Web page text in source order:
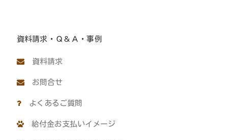
資料請求・Ｑ＆Ａ・事例
資料請求
お問合せ
よくあるご質問
給付金お支払いイメージ